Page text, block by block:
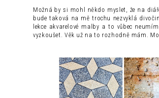
Možná by si mohl někdo myslet, že na
bude taková na mě trochu nezvyklá
lekce akvarelové malby a to vůbec
vyzkoušet. Věk už na to rozhodně mám.